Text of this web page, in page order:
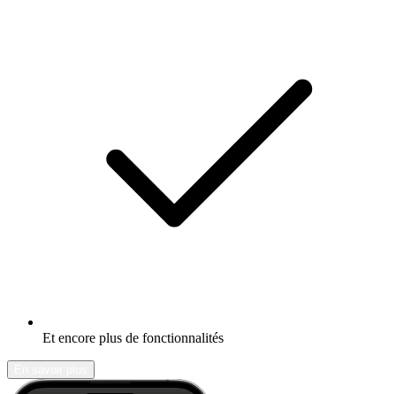
Et encore plus de fonctionnalités